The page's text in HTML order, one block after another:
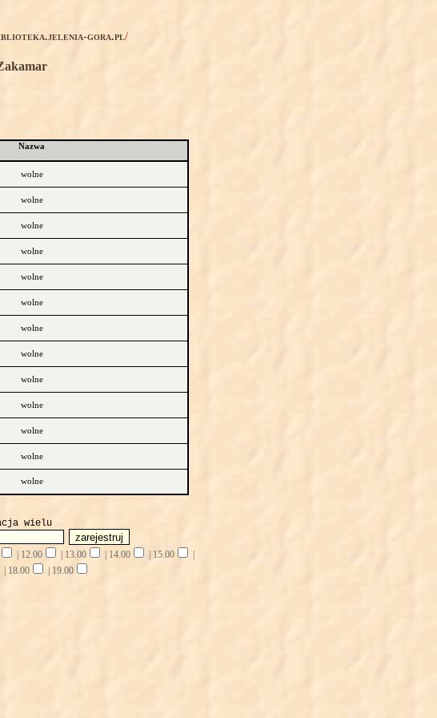
gora.pl/
Nazwa
wolne
wolne
wolne
wolne
wolne
wolne
wolne
wolne
wolne
wolne
wolne
wolne
wolne
wielu
12.00 13.00 14.00 15.00
18.00 19.00